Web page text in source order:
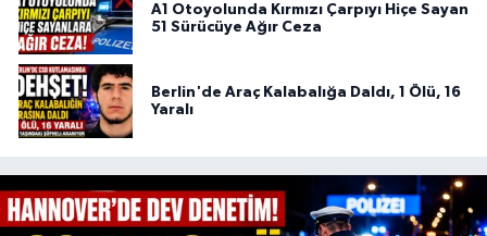
A1 Otoyolunda Kırmızı Çarpıyı Hiçe Sayan
51 Sürücüye Ağır Ceza
Berlin'de Araç Kalabalığa Daldı, 1 Ölü, 16
Yaralı